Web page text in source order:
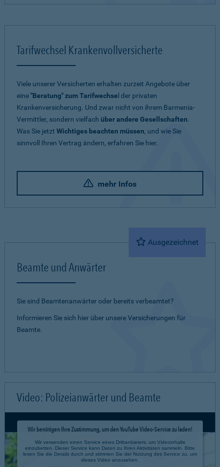
Tarifwechsel Krankenvollversicherte
Viele unserer Versicherten erhalten zurzeit Angebote über
eine"Beratung" zum Tarifwechse l der privaten
Krankenversicherung. Und zwar nicht von ihrem Barmenia-
Vermittler, sondern vielfach über andere Gesellschaften.
Was Sie jetzt Wichtiges beachten müssen, und wie Sie
sinnvoll Ihren Vertrag ändern, erfahren Sie hier.
mehr Infos
Ausgezeichnet
Beamte und Anwärter
Sie sind Beamtenanwärter oder bereits verbeamtet?
Informieren Sie sich hier über unsere Versicherungen für
Beamte.
Video: Polizeianwärter und Beamte
Wir benötigen Ihre Zustimmung, um den YouTube Video-Service zu laden!
Wir verwenden einen Service eines Drittanbieters, um Videoinhalte
einzubetten. Dieser Service kann Daten zu Ihren Aktivitäten sammeln. Bitte
lesen Sie die Details durch und stimmen Sie der Nutzung des Service zu, um
dieses Video anzusehen.